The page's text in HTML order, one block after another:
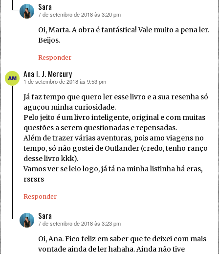
Sara
disse:
7 de setembro de 2018 às 3:20 pm
Oi, Marta. A obra é fantástica! Vale muito a pena ler.
Beijos.
Responder
Ana I. J. Mercury
disse:
1 de setembro de 2018 às 9:53 pm
Já faz tempo que quero ler esse livro e a sua resenha só
aguçou minha curiosidade.
Pelo jeito é um livro inteligente, original e com muitas
questões a serem questionadas e repensadas.
Além de trazer várias aventuras, pois amo viagens no
tempo, só não gostei de Outlander (credo, tenho ranço
desse livro kkk).
Vamos ver se leio logo, já tá na minha listinha há eras,
rsrsrs
Responder
Sara
disse:
7 de setembro de 2018 às 3:23 pm
Oi, Ana. Fico feliz em saber que te deixei com mais
vontade ainda de ler hahaha. Ainda não tive